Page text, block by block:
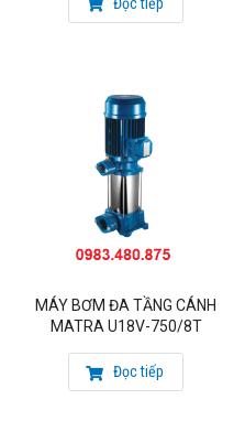
Đại diện Uỷ quyền của hãng
Mobile: 0983.480.875
Email: sieuthibom@gmail.com
https://
MÁY BƠM ĐA TẦNG CÁNH
MATRA U18V-750/8T
Đọc tiếp